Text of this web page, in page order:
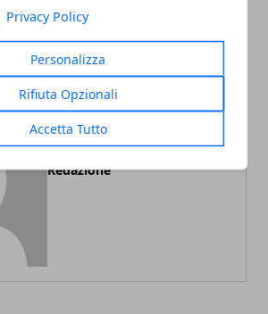
Privacy Policy
Personalizza
Rifiuta Opzionali
Accetta Tutto
Redazione